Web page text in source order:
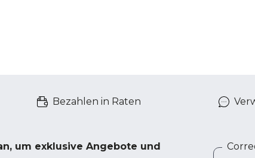
Bezahlen in Raten
um exklusive Angebote und